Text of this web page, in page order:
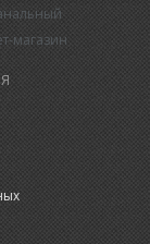
магазин